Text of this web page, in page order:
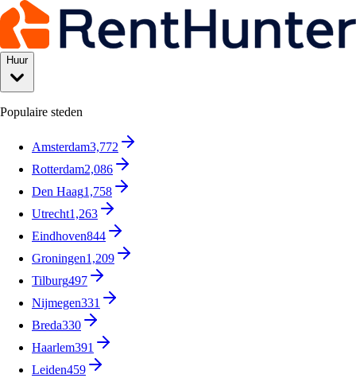
Huur
Populaire steden
Amsterdam3,772
Rotterdam2,086
Den Haag1,758
Utrecht1,263
Eindhoven844
Groningen1,209
Tilburg497
Nijmegen331
Breda330
Haarlem391
Leiden459